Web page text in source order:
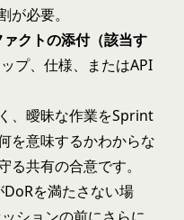
必要。
クトの添付（該当す
プ、仕様、またはAPI
、曖昧な作業をSprint
を意味するかわからな
共有の合意です。
を満たさない場